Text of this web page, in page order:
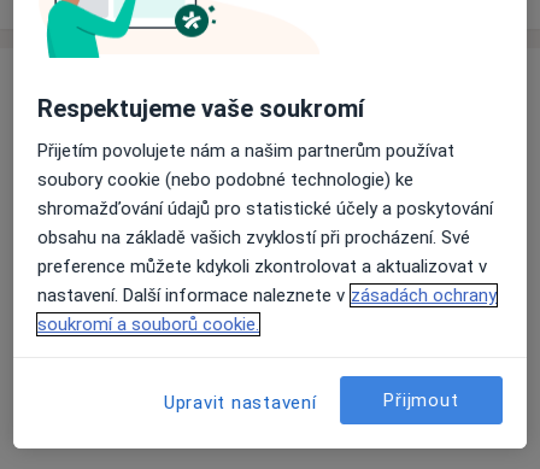
Jsem zkušená praktická lékařka pro dospělé s více než
desetiletou praxí. Vystudovala jsem 1. lékařskou
fakultu Univerzity Karlovy v Praze a atestaci v oboru
všeobecné praktické lékařství jsem získala v roce 2023.
Dlouhodobě jsem působila jako lékařka u Ministerstva
obrany ČR, kde jsem se věnovala komplexní péči o
pacienty a vedení zdravotnického týmu.
Ve své praxi kladu důraz na pečlivý, individuální a lidský
přístup. Pacientům naslouchám s respektem a snažím
se vždy najít řešení odpovídající jejich potřebám i
Respektujeme vaše soukromí
Přijetím povolujete nám a našim partnerům používat
soubory cookie (nebo podobné technologie) ke
shromažďování údajů pro statistické účely a poskytování
obsahu na základě vašich zvyklostí při procházení. Své
preference můžete kdykoli zkontrolovat a aktualizovat v
nastavení. Další informace naleznete v zásadách ochrany
soukromí a souborů cookie.
Upravit nastavení Přijmout